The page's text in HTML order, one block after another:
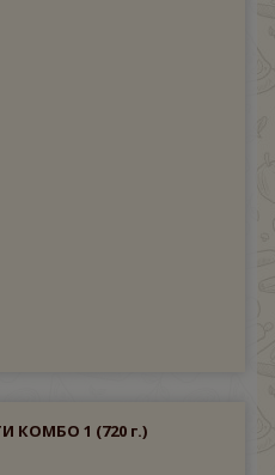
КОМБО 1 (720 г.)